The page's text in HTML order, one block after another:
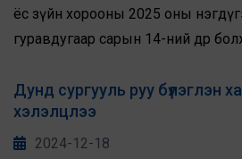
ёс зүйн хорооны 2025 оны
гуравдугаар сарын 14-ний өдөр
гомдлыг хэлэлцлээ.
Дунд сургууль руу бүлэглэн
хэлэлцлээ
2024-12-18